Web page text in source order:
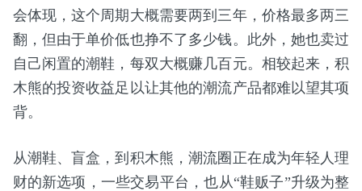
会体现，这个周期大概需要两到三年，价格最多两三
翻，但由于单价低也挣不了多少钱。此外，她也卖过
自己闲置的潮鞋，每双大概赚几百元。相较起来，积
木熊的投资收益足以让其他的潮流产品都难以望其项
背。
从潮鞋、盲盒，到积木熊，潮流圈正在成为年轻人理
财的新选项，一些交易平台，也从“鞋贩子”升级为整